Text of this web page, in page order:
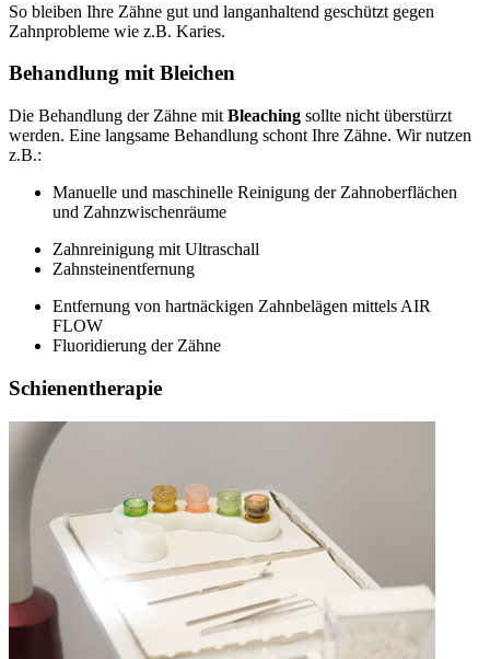
So bleiben Ihre Zähne gut und langanhaltend geschützt gegen
Zahnprobleme wie z.B. Karies.
Behandlung mit Bleichen
Die Behandlung der Zähne mit Bleaching sollte nicht überstürzt
werden. Eine langsame Behandlung schont Ihre Zähne. Wir nutzen
z.B.:
Manuelle und maschinelle Reinigung der Zahnoberflächen
und Zahnzwischenräume
Zahnreinigung mit Ultraschall
Zahnsteinentfernung
Entfernung von hartnäckigen Zahnbelägen mittels AIR
FLOW
Fluoridierung der Zähne
Schienentherapie